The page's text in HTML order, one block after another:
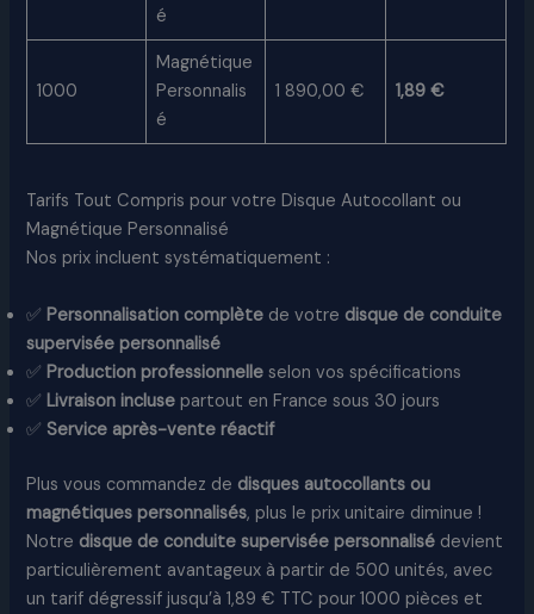
é
1000
Magnétique
Personnalis
é
1 890,00 € 1,89 €
Tarifs Tout Compris pour votre Disque Autocollant ou
Magnétique Personnalisé
Nos prix incluent systématiquement :
✅ Personnalisation complète de votre disque de conduite
supervisée personnalisé
✅ Production professionnelle selon vos spécifications
✅ Livraison incluse partout en France sous 30 jours
✅ Service après-vente réactif
Plus vous commandez de disques autocollants ou
magnétiques personnalisés, plus le prix unitaire diminue !
Notre disque de conduite supervisée personnalisé devient
particulièrement avantageux à partir de 500 unités, avec
un tarif dégressif jusqu’à 1,89 € TTC pour 1000 pièces et